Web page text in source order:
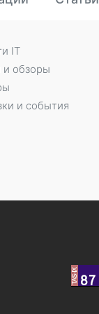
IT
и обзоры
и события